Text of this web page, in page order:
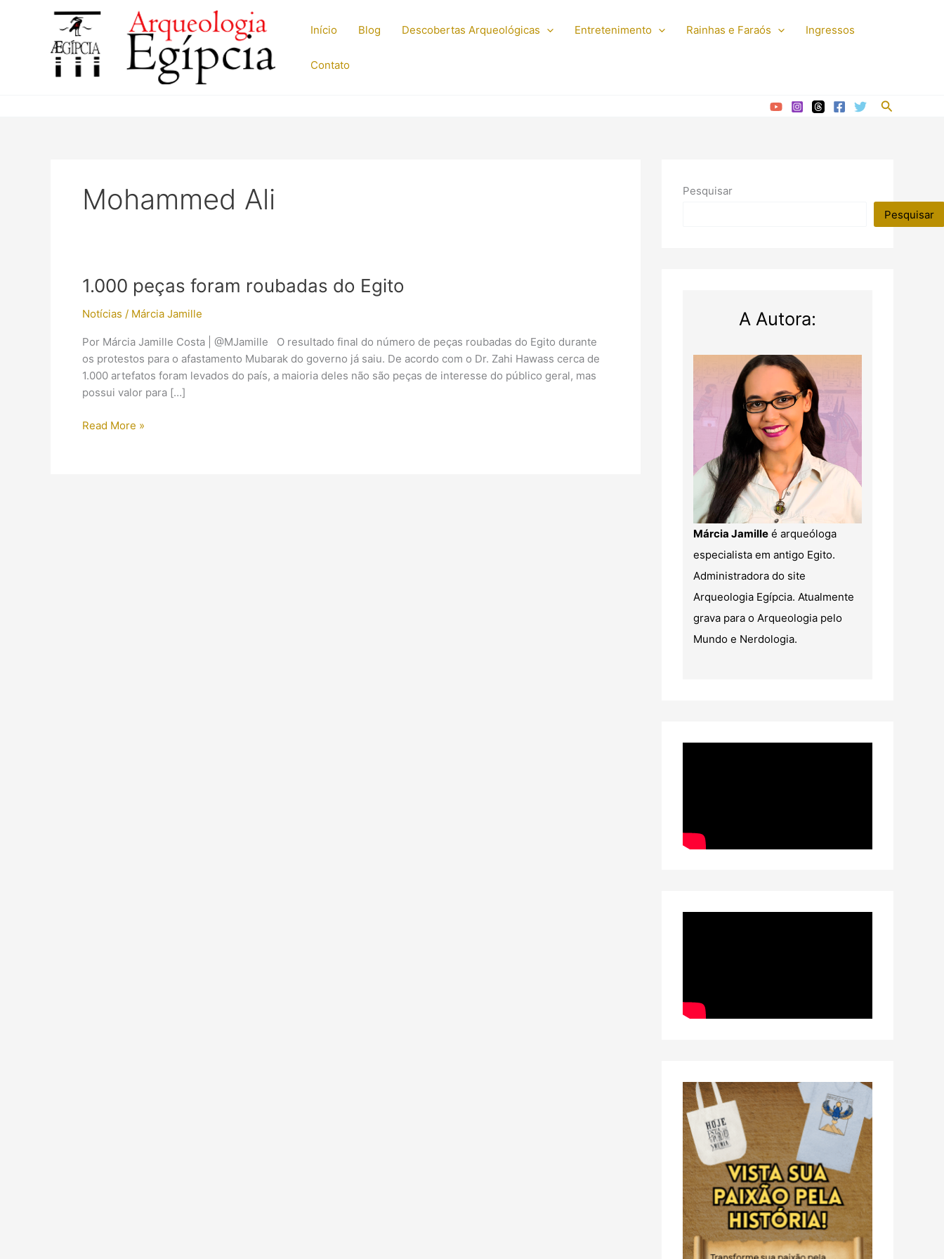
Início Blog Descobertas Arqueológicas Entretenimento Rainhas e Faraós Ingressos
Contato
Pesquisar
Mohammed Ali
1.000 peças foram roubadas do Egito
Notícias / Márcia Jamille
Por Márcia Jamille Costa | @MJamille O resultado final do número de peças roubadas do Egito durante
os protestos para o afastamento Mubarak do governo já saiu. De acordo com o Dr. Zahi Hawass cerca de
1.000 artefatos foram levados do país, a maioria deles não são peças de interesse do público geral, mas
possui valor para […]
1.000
Read More »
Pesquisar
Pesquisar
A Autora:
Márcia Jamille é arqueóloga
especialista em antigo Egito.
Administradora do site
Arqueologia Egípcia. Atualmente
grava para o Arqueologia pelo
Mundo e Nerdologia.